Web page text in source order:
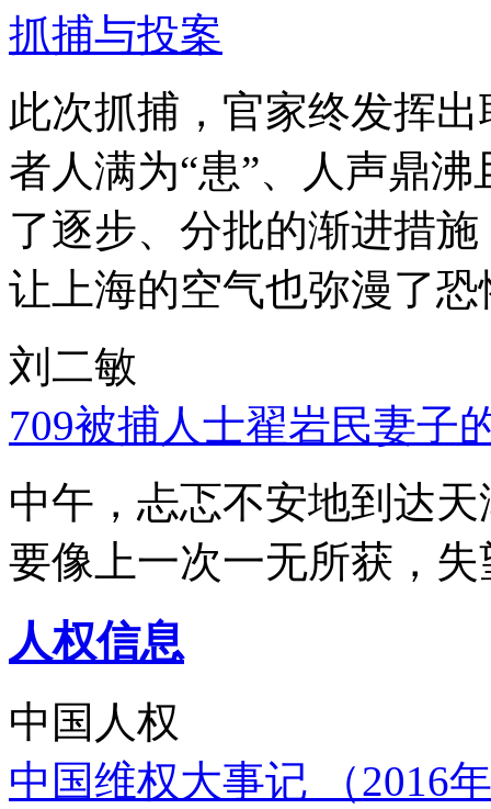
抓捕与投案
此次抓捕，官家终发挥
者人满为“患”、人声鼎
了逐步、分批的渐进措
让上海的空气也弥漫了
刘二敏
709被捕人士翟岩民妻子
中午，忐忑不安地到达
要像上一次一无所获，
人权信息
中国人权
中国维权大事记 （2016